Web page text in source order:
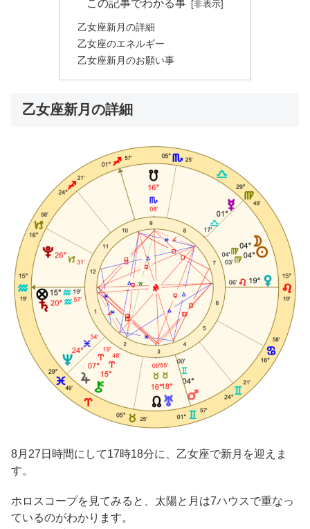
この記事でわかる事
乙女座新月の詳細
乙女座のエネルギー
乙女座新月のお願い事
乙女座新月の詳細
8月27日時間にして17時18分に、乙女座で新月を迎えま
す。
ホロスコープを見てみると、太陽と月は7ハウスで重なっ
ているのがわかります。